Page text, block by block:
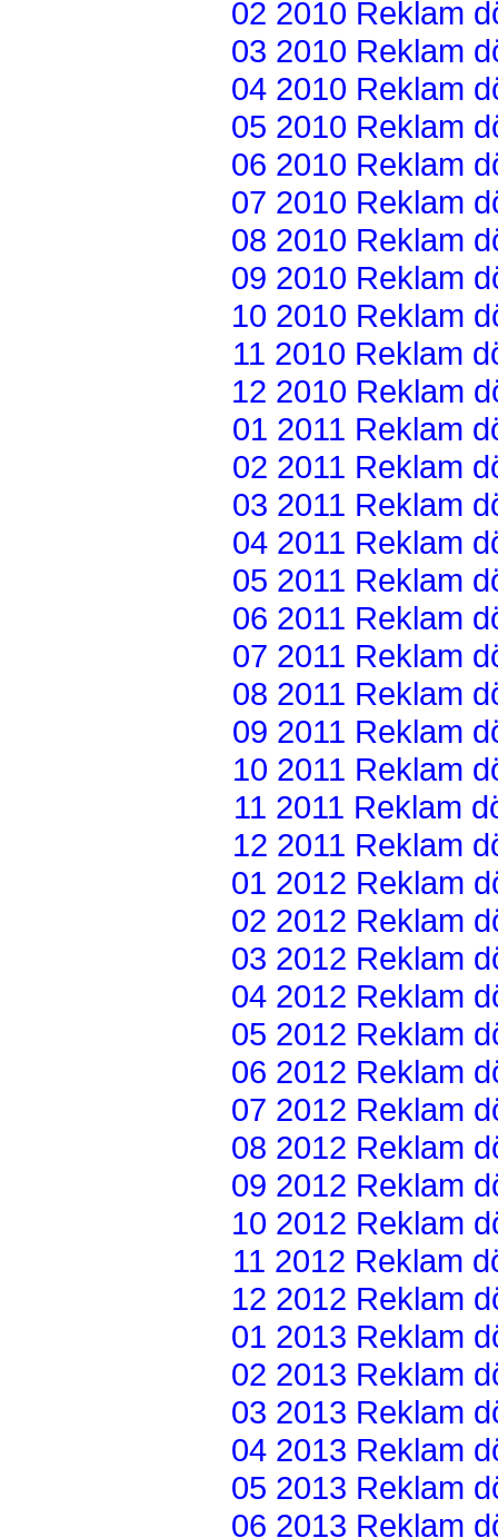
02 2010 Reklam
03 2010 Reklam
04 2010 Reklam
05 2010 Reklam
06 2010 Reklam
07 2010 Reklam
08 2010 Reklam
09 2010 Reklam
10 2010 Reklam
11 2010 Reklam
12 2010 Reklam
01 2011 Reklam
02 2011 Reklam
03 2011 Reklam
04 2011 Reklam
05 2011 Reklam
06 2011 Reklam
07 2011 Reklam
08 2011 Reklam
09 2011 Reklam
10 2011 Reklam
11 2011 Reklam
12 2011 Reklam
01 2012 Reklam
02 2012 Reklam
03 2012 Reklam
04 2012 Reklam
05 2012 Reklam
06 2012 Reklam
07 2012 Reklam
08 2012 Reklam
09 2012 Reklam
10 2012 Reklam
11 2012 Reklam
12 2012 Reklam
01 2013 Reklam
02 2013 Reklam
03 2013 Reklam
04 2013 Reklam
05 2013 Reklam
06 2013 Reklam